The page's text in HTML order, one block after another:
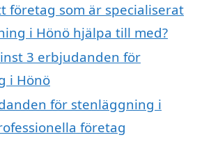
företag som är specialiserat
i Hönö hjälpa till med?
3 erbjudanden för
i Hönö
för stenläggning i
företag